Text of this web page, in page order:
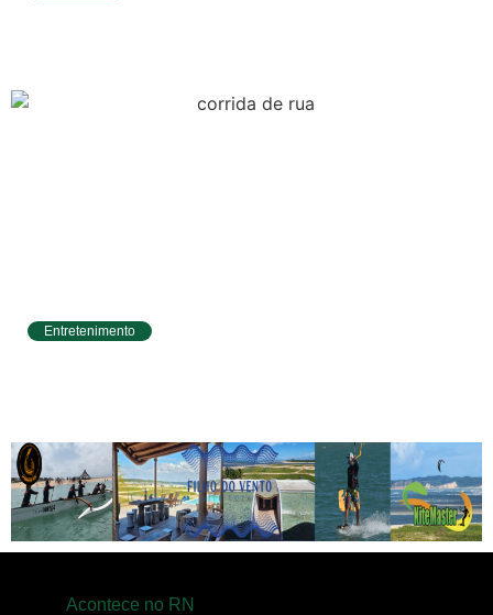
Entretenimento
Acontece no RN